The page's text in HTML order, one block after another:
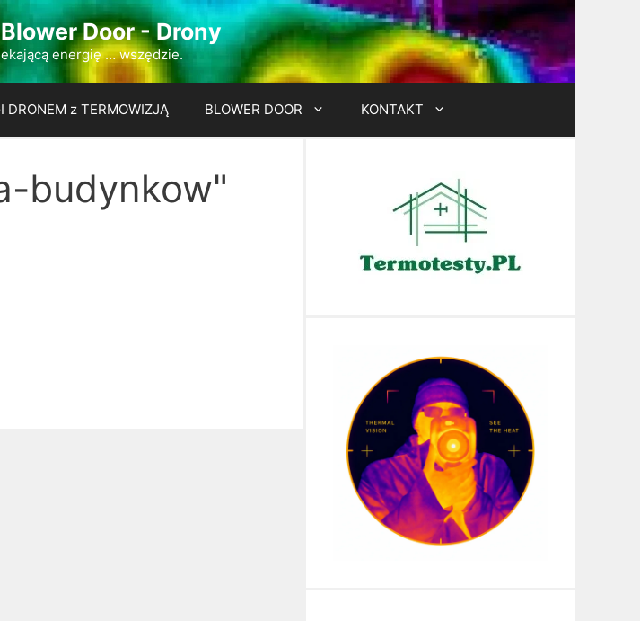
Door - Drony
energię … wszędzie.
DRONEM z TERMOWIZJĄ BLOWER DOOR KONTAKT
budynkow"